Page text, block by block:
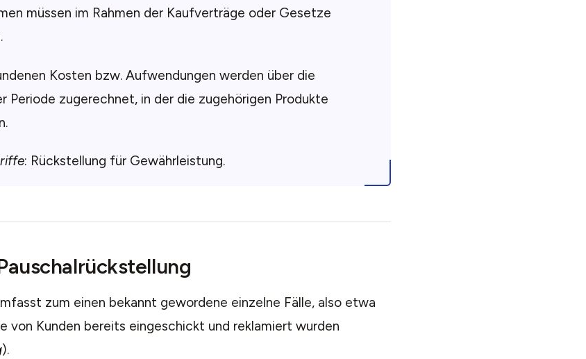
müssen im Rahmen der Kaufverträge oder Gesetze
Kosten bzw. Aufwendungen werden über die
Periode zugerechnet, in der die zugehörigen Produkte
: Rückstellung für Gewährleistung.
zum einen bekannt gewordene einzelne Fälle, also etwa
von Kunden bereits eingeschickt und reklamiert wurden
).